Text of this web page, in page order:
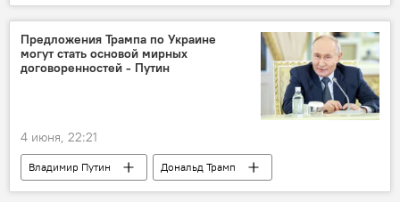
Политика
выборы
Предложения Трампа по Украине
могут стать основой мирных
договоренностей - Путин
4 июня, 22:21
Владимир Путин
Дональд Трамп
США
Россия